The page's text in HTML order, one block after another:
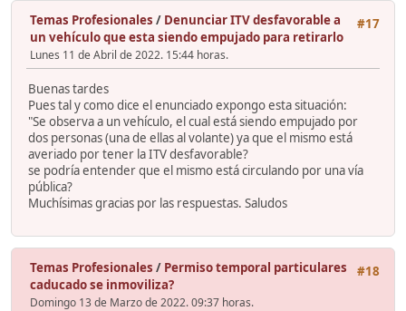
#17
Temas Profesionales / Denunciar ITV desfavorable a
un vehículo que esta siendo empujado para retirarlo
Lunes 11 de Abril de 2022. 15:44 horas.
Buenas tardes
Pues tal y como dice el enunciado expongo esta situación:
"Se observa a un vehículo, el cual está siendo empujado por
dos personas (una de ellas al volante) ya que el mismo está
averiado por tener la ITV desfavorable?
se podría entender que el mismo está circulando por una vía
pública?
Muchísimas gracias por las respuestas. Saludos
#18
Temas Profesionales / Permiso temporal particulares
caducado se inmoviliza?
Domingo 13 de Marzo de 2022. 09:37 horas.